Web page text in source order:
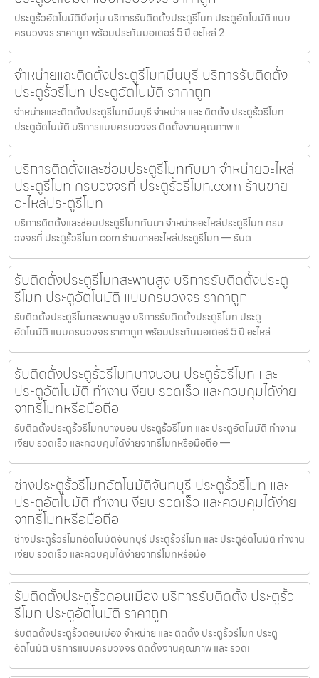
ประตูรั้วอัตโนมัติบึงกุ่ม บริการรับติดตั้งประตูรีโมท ประตูอัตโนมัติ แบบ
ครบวงจร ราคาถูก พร้อมประกันมอเตอร์ 5 ปี อะไหล่ 2
จำหน่ายและติดตั้งประตูรีโมทมีนบุรี บริการรับติดตั้ง
ประตูรั้วรีโมท ประตูอัตโนมัติ ราคาถูก
จำหน่ายและติดตั้งประตูรีโมทมีนบุรี จำหน่าย และ ติดตั้ง ประตูรั้วรีโมท
ประตูอัตโนมัติ บริการแบบครบวงจร ติดตั้งงานคุณภาพ แ
บริการติดตั้งและซ่อมประตูรีโมททับมา จำหน่ายอะไหล่
ประตูรีโมท ครบวงจรที่ ประตูรั้วรีโมท.com ร้านขาย
อะไหล่ประตูรีโมท
บริการติดตั้งและซ่อมประตูรีโมททับมา จำหน่ายอะไหล่ประตูรีโมท ครบ
วงจรที่ ประตูรั้วรีโมท.com ร้านขายอะไหล่ประตูรีโมท — รับต
รับติดตั้งประตูรีโมทสะพานสูง บริการรับติดตั้งประตู
รีโมท ประตูอัตโนมัติ แบบครบวงจร ราคาถูก
รับติดตั้งประตูรีโมทสะพานสูง บริการรับติดตั้งประตูรีโมท ประตู
อัตโนมัติ แบบครบวงจร ราคาถูก พร้อมประกันมอเตอร์ 5 ปี อะไหล่
รับติดตั้งประตูรั้วรีโมทบางบอน ประตูรั้วรีโมท และ
ประตูอัตโนมัติ ทำงานเงียบ รวดเร็ว และควบคุมได้ง่าย
จากรีโมทหรือมือถือ
รับติดตั้งประตูรั้วรีโมทบางบอน ประตูรั้วรีโมท และ ประตูอัตโนมัติ ทำงาน
เงียบ รวดเร็ว และควบคุมได้ง่ายจากรีโมทหรือมือถือ —
ช่างประตูรั้วรีโมทอัตโนมัติจันทบุรี ประตูรั้วรีโมท และ
ประตูอัตโนมัติ ทำงานเงียบ รวดเร็ว และควบคุมได้ง่าย
จากรีโมทหรือมือถือ
ช่างประตูรั้วรีโมทอัตโนมัติจันทบุรี ประตูรั้วรีโมท และ ประตูอัตโนมัติ ทำงาน
เงียบ รวดเร็ว และควบคุมได้ง่ายจากรีโมทหรือมือ
รับติดตั้งประตูรั้วดอนเมือง บริการรับติดตั้ง ประตูรั้ว
รีโมท ประตูอัตโนมัติ ราคาถูก
รับติดตั้งประตูรั้วดอนเมือง จำหน่าย และ ติดตั้ง ประตูรั้วรีโมท ประตู
อัตโนมัติ บริการแบบครบวงจร ติดตั้งงานคุณภาพ และ รวดเ